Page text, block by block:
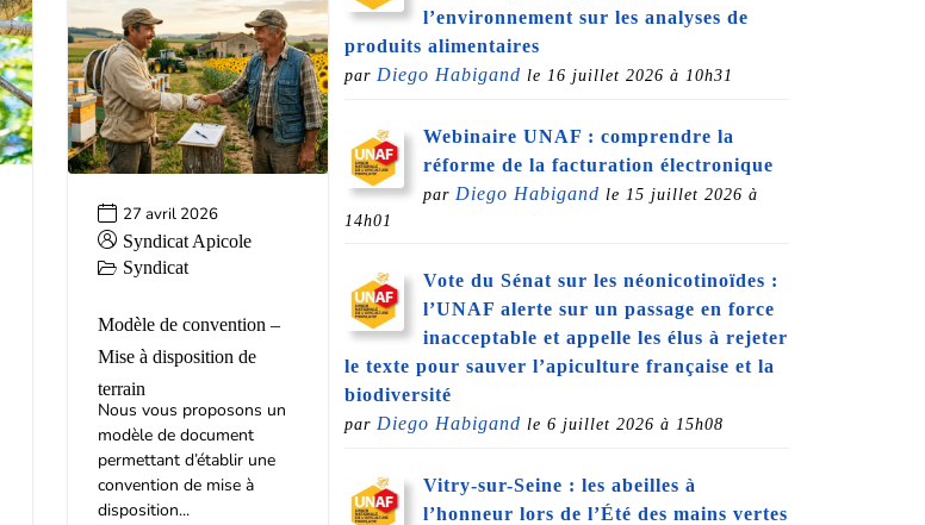
27 avril 2026
Syndicat Apicole
Syndicat
Modèle de convention –
Mise à disposition de
terrain
Nous vous proposons un
modèle de document
permettant d’établir une
convention de mise à
disposition...
l’environnement sur les analyses de
produits alimentaires
par Diego Habigand le 16 juillet 2026 à 10h31
Webinaire UNAF : comprendre la
réforme de la facturation électronique
par Diego Habigand le 15 juillet 2026 à
14h01
Vote du Sénat sur les néonicotinoïdes :
l’UNAF alerte sur un passage en force
inacceptable et appelle les élus à rejeter
le texte pour sauver l’apiculture française et la
biodiversité
par Diego Habigand le 6 juillet 2026 à 15h08
Vitry-sur-Seine : les abeilles à
l’honneur lors de l’Été des mains vertes